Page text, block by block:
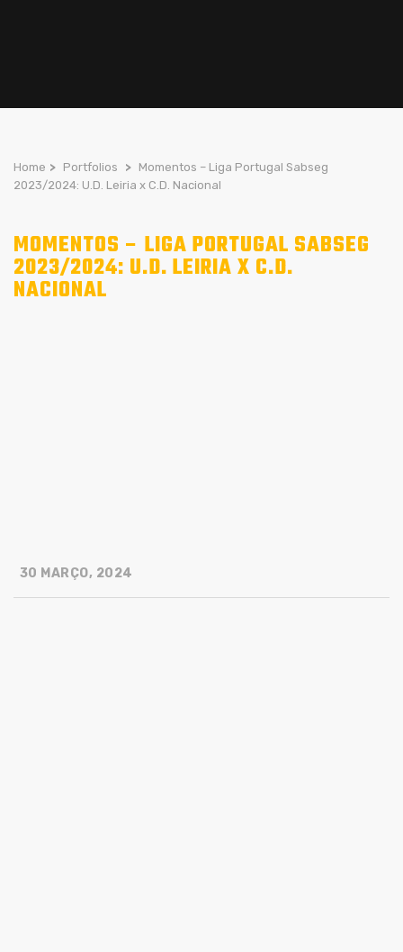
Home > Portfolios > Momentos – Liga Portugal Sabseg
2023/2024: U.D. Leiria x C.D. Nacional
MOMENTOS – LIGA PORTUGAL SABSEG
2023/2024: U.D. LEIRIA X C.D.
NACIONAL
30 MARÇO, 2024